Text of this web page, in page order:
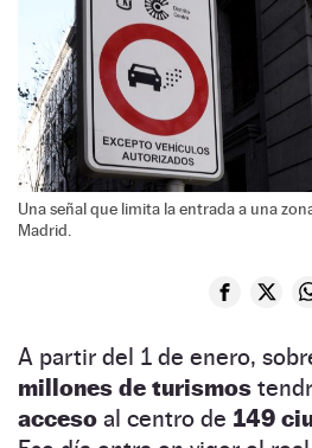
Una señal que limita la entrada a una
Madrid.
A partir del 1 de enero,
millones de turismos
acceso al centro de 149